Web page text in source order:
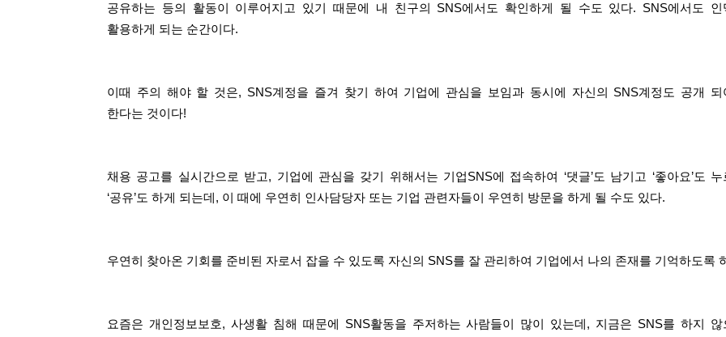
공유하는 등의 활동이 이루어지고 있기 때문에 내 친구의 SNS에서도 확인하게 될 수도 있다. SNS에서도 인
활용하게 되는 순간이다.
이때 주의 해야 할 것은, SNS계정을 즐겨 찾기 하여 기업에 관심을 보임과 동시에 자신의 SNS계정도 공개 되
한다는 것이다!
채용 공고를 실시간으로 받고, 기업에 관심을 갖기 위해서는 기업SNS에 접속하여 ‘댓글’도 남기고 ‘좋아요’도 누
‘공유’도 하게 되는데, 이 때에 우연히 인사담당자 또는 기업 관련자들이 우연히 방문을 하게 될 수도 있다.
우연히 찾아온 기회를 준비된 자로서 잡을 수 있도록 자신의 SNS를 잘 관리하여 기업에서 나의 존재를 기억하도록
요즘은 개인정보보호, 사생활 침해 때문에 SNS활동을 주저하는 사람들이 많이 있는데, 지금은 SNS를 하지 않